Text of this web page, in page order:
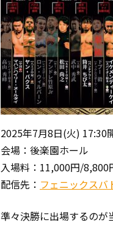
2025年7月8日(火) 17:30
会場：後楽園ホール
入場料：11,000円/
配信先： フェニックスバ
準々決勝に出場するのが